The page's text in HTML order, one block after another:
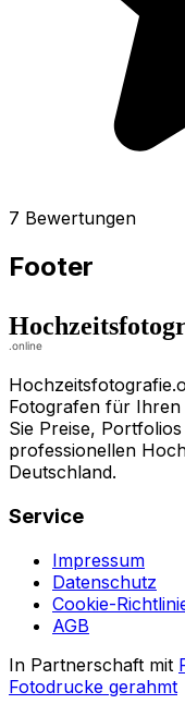
7 Bewertungen
Footer
Fotografen für Ihren
Sie Preise,
professionellen
Deutschland.
Service
Impressum
Datenschutz
Cookie-
AGB
In Partnerschaft mit
Fotodrucke gerahmt